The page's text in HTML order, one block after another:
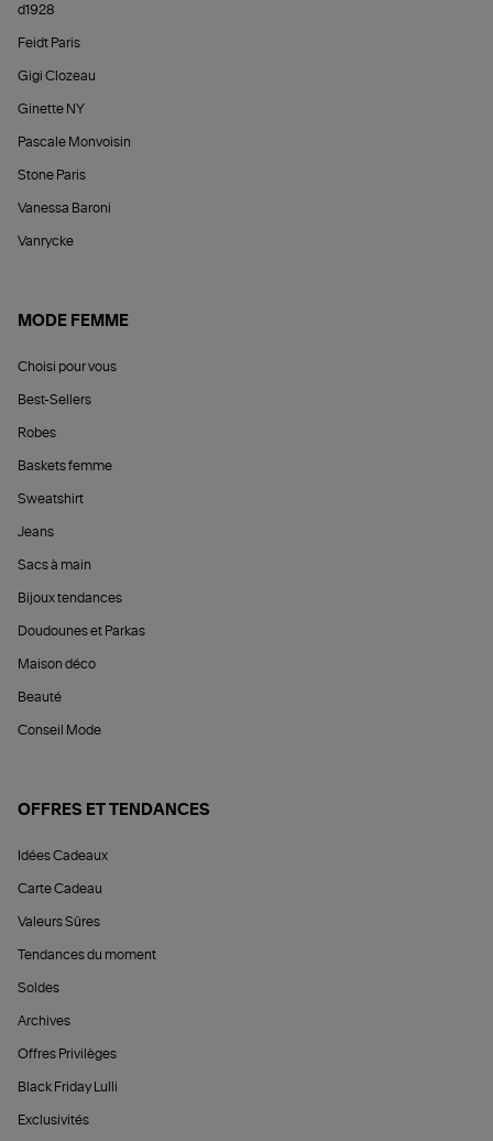
d1928
Feidt Paris
Gigi Clozeau
Ginette NY
Pascale Monvoisin
Stone Paris
Vanessa Baroni
Vanrycke
MODE FEMME
Choisi pour vous
Best-Sellers
Robes
Baskets femme
Sweatshirt
Jeans
Sacs à main
Bijoux tendances
Doudounes et Parkas
Maison déco
Beauté
Conseil Mode
OFFRES ET TENDANCES
Idées Cadeaux
Carte Cadeau
Valeurs Sûres
Tendances du moment
Soldes
Archives
Offres Privilèges
Black Friday Lulli
Exclusivités